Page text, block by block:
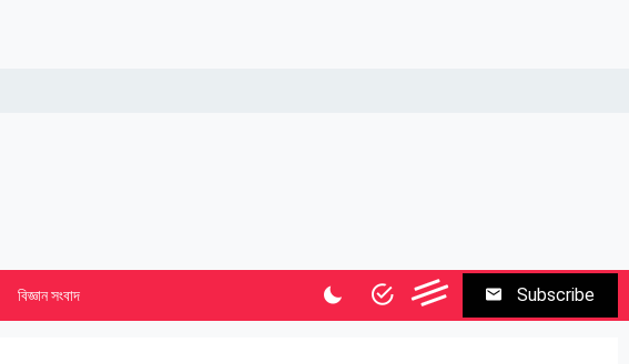
বিজ্ঞান সংবাদ Subscribe